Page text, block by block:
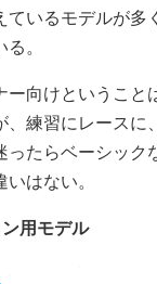
ているモデルが多
。
ー向けということ
、練習にレースに
ったらベーシック
いはない。
用モデル